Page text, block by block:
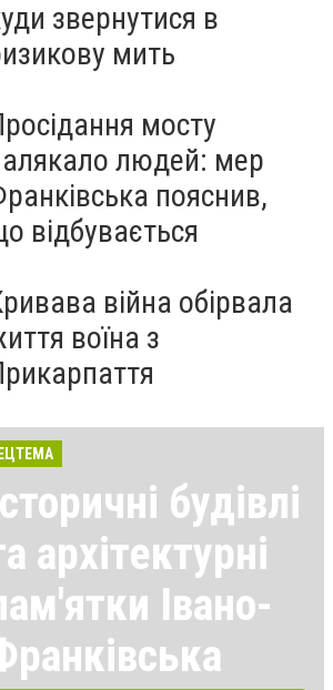
звернутися в
мить
мосту
людей: мер
пояснив,
відбувається
війна обірвала
воїна з
будівлі
архітектурні
Івано-